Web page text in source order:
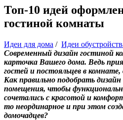
Топ-10 идей
гостиной комнаты
Идеи для дома / Идеи
Современный дизайн гостиной
карточка Вашего дома. Ведь
гостей и постояльцев в комнате,
Как правильно подобрать
помещения, чтобы
сочетались с красотой и
то неординарное и при этом
домочадцев?